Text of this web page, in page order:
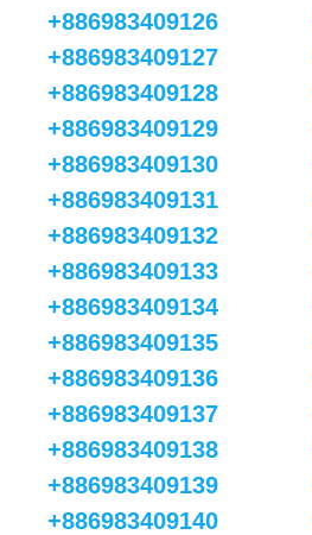
+886983409126
+886983409127
+886983409128
+886983409129
+886983409130
+886983409131
+886983409132
+886983409133
+886983409134
+886983409135
+886983409136
+886983409137
+886983409138
+886983409139
+886983409140